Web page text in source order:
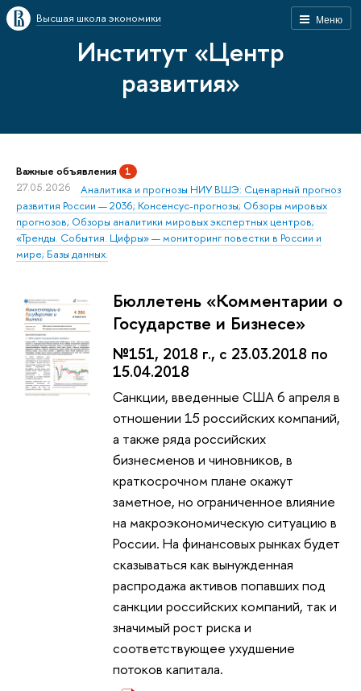
Меню
Высшая школа экономики
Институт «Центр
развития»
Важные объявления 1
27.05.2026
Аналитика и прогнозы НИУ ВШЭ: Сценарный прогноз
развития России — 2036; Консенсус-прогнозы; Обзоры мировых
прогнозов; Обзоры аналитики мировых экспертных центров;
«Тренды. События. Цифры» — мониторинг повестки в России и
мире; Базы данных.
Бюллетень «Комментарии о
Государстве и Бизнесе»
№151, 2018 г., с 23.03.2018 по
15.04.2018
Санкции, введенные США 6 апреля в
отношении 15 российских компаний,
а также ряда российских
бизнесменов и чиновников, в
краткосрочном плане окажут
заметное, но ограниченное влияние
на макроэкономическую ситуацию в
России. На финансовых рынках будет
сказываться как вынужденная
распродажа активов попавших под
санкции российских компаний, так и
значимый рост риска и
соответствующее ухудшение
потоков капитала.